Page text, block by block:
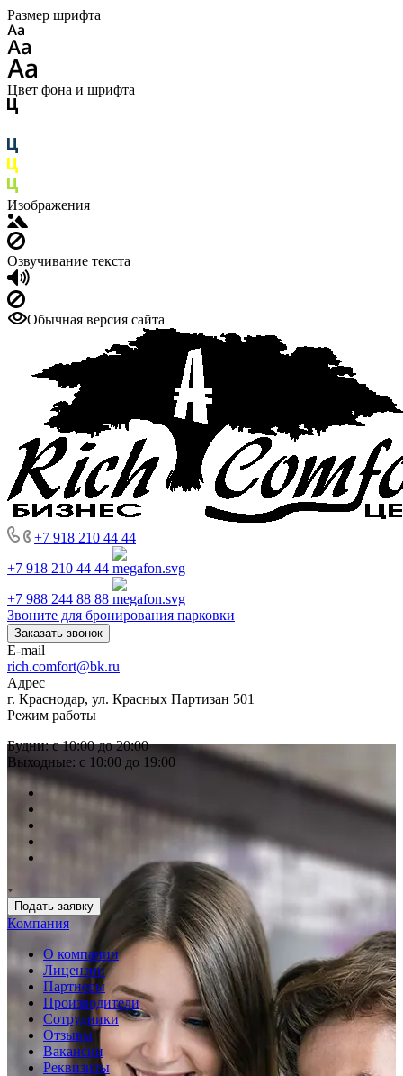
Размер шрифта
Цвет фона и шрифта
Изображения
Озвучивание текста
Обычная версия сайта
+7 918 210 44 44
+7 918 210 44 44
+7 988 244 88 88
Звоните для бронирования парковки
Заказать звонок
E-mail
rich.comfort@bk.ru
Адрес
г. Краснодар, ул. Красных Партизан 501
Режим работы
Будни: с 10:00 до 20:00
Выходные: с 10:00 до 19:00
Подать заявку
Компания
О компании
Лицензии
Партнеры
Производители
Сотрудники
Отзывы
Вакансии
Реквизиты